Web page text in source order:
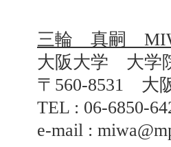
三輪 真嗣
大阪大学 大学
〒560-8531 大
TEL : 06-6850-
e-mail :